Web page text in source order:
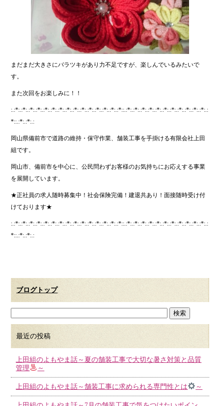
まだまだ大きさにバラツキがあり力不足ですが、楽しんでいるみたいで
す。
また次回をお楽しみに！！
:.:*:.:*:.:*:.:*:.:*:.:*:.:*:.:*:.:*:.:*:.:*:.:*:.:*:.:*:.:*::.:*:.:*:.:*:.:*:.:*:.:*:.:*:.:*:.:*:.:*:.:*:.:
*::.:*:.:*:.:
岡山県備前市で道路の維持・保守作業、舗装工事を手掛ける有限会社上田
組です。
岡山市、備前市を中心に、公民問わずお客様のお気持ちにお応えする事業
を展開しています。
★正社員の求人随時募集中！社会保険完備！建退共あり！面接随時受け付
けております★
:.:*:.:*:.:*:.:*:.:*:.:*:.:*:.:*:.:*:.:*:.:*:.:*:.:*:.:*:.:*::.:*:.:*:.:*:.:*:.:*:.:*:.:*:.:*:.:*:.:*:.:*:.:
*::.:*:.:*:.:
ブログトップ
最近の投稿
上田組のよもやま話～夏の舗装工事で大切な暑さ対策と品質
管理
～
上田組のよもやま話～舗装工事に求められる専門性とは ～